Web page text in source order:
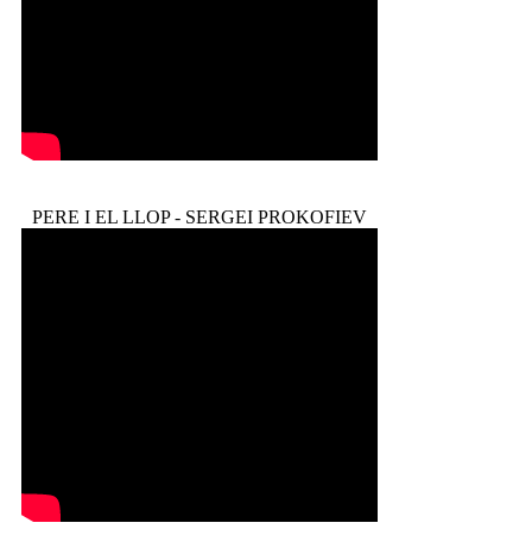
PERE I EL LLOP - SERGEI PROKOFIEV